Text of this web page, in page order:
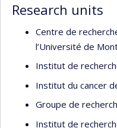
Research units
Centre de
l’Université de
Institut de
Institut du cancer
Groupe de
Institut de